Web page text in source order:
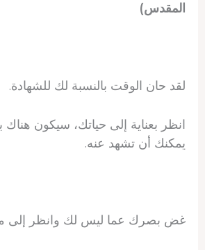
المقدس)
لقد حان الوقت بالنسبة لك للشهادة.
انظر بعناية إلى حياتك، سيكون هناك
يمكنك أن تشهد عنه.
غض بصرك عما ليس لك وانظر إلى